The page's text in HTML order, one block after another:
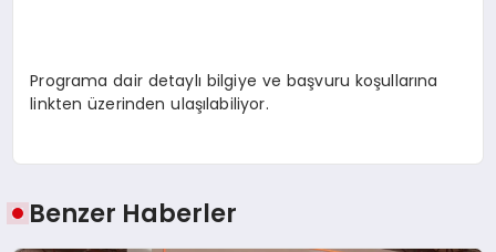
Programa dair detaylı bilgiye ve başvuru koşullarına
linkten üzerinden ulaşılabiliyor.
Benzer Haberler